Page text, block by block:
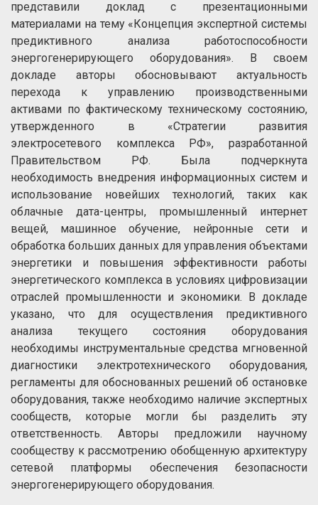
представили доклад с презентационными
материалами на тему «Концепция экспертной системы
предиктивного анализа работоспособности
энергогенерирующего оборудования». В своем
докладе авторы обосновывают актуальность
перехода к управлению производственными
активами по фактическому техническому состоянию,
утвержденного в «Стратегии развития
электросетевого комплекса РФ», разработанной
Правительством РФ. Была подчеркнута
необходимость внедрения информационных систем и
использование новейших технологий, таких как
облачные дата-центры, промышленный интернет
вещей, машинное обучение, нейронные сети и
обработка больших данных для управления объектами
энергетики и повышения эффективности работы
энергетического комплекса в условиях цифровизации
отраслей промышленности и экономики. В докладе
указано, что для осуществления предиктивного
анализа текущего состояния оборудования
необходимы инструментальные средства мгновенной
диагностики электротехнического оборудования,
регламенты для обоснованных решений об остановке
оборудования, также необходимо наличие экспертных
сообществ, которые могли бы разделить эту
ответственность. Авторы предложили научному
сообществу к рассмотрению обобщенную архитектуру
сетевой платформы обеспечения безопасности
энергогенерирующего оборудования.